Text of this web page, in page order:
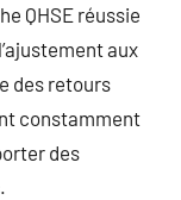
QHSE réussie
aux
des retours
constamment
des